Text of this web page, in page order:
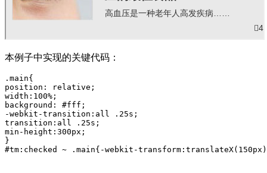
本例子中实现的关键代码：
.main{
position: relative;
width:100%;
background: #fff;
-webkit-transition:all .25s;
transition:all .25s;
min-height:300px;
}
#tm:checked ~ .main{-webkit-